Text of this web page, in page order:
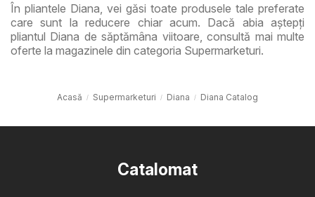
În pliantele Diana, vei găsi toate produsele tale preferate
care sunt la reducere chiar acum. Dacă abia aștepți
pliantul Diana de săptămâna viitoare, consultă mai multe
oferte la magazinele din categoria Supermarketuri.
Acasă Supermarketuri Diana Diana Catalog
Catalomat